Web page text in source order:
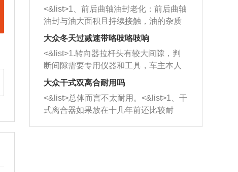
西取出来。但如果是因为积碳过多引起
的堵塞，就需要将三元催化器泡在草酸
洗剂对堵塞的情况得到解决，将清洗剂
放在燃油箱中，与燃油混合后，车辆启
动时，就可以和汽油一起进入到燃烧
室，最后形成废气排出，就可以让三元
催化器得到清洗，排气管堵塞的情况就
能够得到解决。
一圈半的练习，往右同样也要打相同的
圈数。 <&list>3、最后强调要反复练
习，这样就可以形成肌肉记忆，在真实
驾驶车辆时，不需要记忆也能打好方
向。
<&list>1、前后曲轴油封老化：前后曲轴
油封与油大面积且持续接触，油的杂质
和发动机内持续温度变化使其密封效果
逐渐减弱，导致渗油或漏油。<&list>2、
活塞间隙过大：积碳会使活塞环与缸体
的间隙扩大，导致机油流入燃烧室中，
造成烧机油。<&list>3、机油粘度。使用
机油粘度过小的话，同样会有烧机油现
象，机油粘度过小具有很好的流动性，
大众冬天过减速带咯吱咯吱响
<&list>1.转向器拉杆头有较大间隙，判
断间隙需要专用仪器和工具，车主本人
无法制作，需要将车辆送到修理厂或4s
店；<&list>2.车辆半轴套管防尘罩破
裂，破裂后会出现漏油现象，使半轴磨
损严重，磨损的半轴容易损坏，产生异
响；<&list>3.稳定器的转向胶套和球头
大众干式双离合耐用吗
<&list>总体而言不太耐用。<&list>1、干
式离合器如果放在十几年前还比较耐